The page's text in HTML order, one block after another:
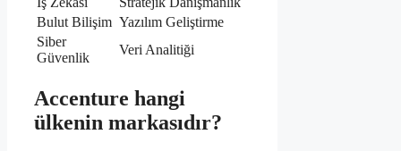
Bulut Bilişim Yazılım Geliştirme
Siber
Güvenlik
Veri Analitiği
Accenture hangi
ülkenin markasıdır?